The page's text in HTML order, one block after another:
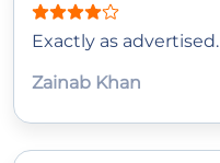
Exactly as advertised.
Zainab Khan